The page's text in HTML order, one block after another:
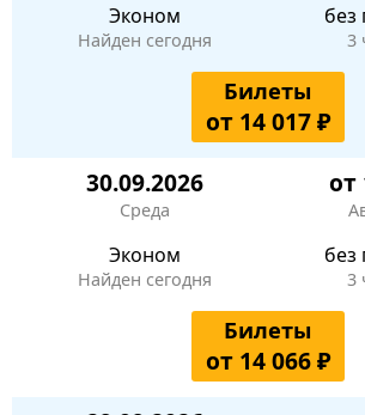
Эконом
Найден сегодня
без
3
Билеты
от 14 017 ₽
30.09.2026
Среда
от
Эконом
Найден сегодня
без
3
Билеты
от 14 066 ₽